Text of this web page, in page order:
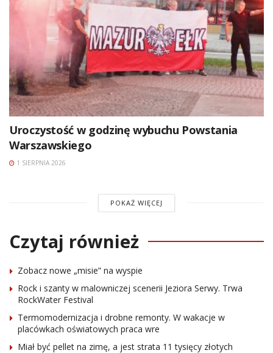
Uroczystość w godzinę wybuchu Powstania
Warszawskiego
1 SIERPNIA 2026
POKAŻ WIĘCEJ
Czytaj również
Zobacz nowe „misie” na wyspie
Rock i szanty w malowniczej scenerii Jeziora Serwy. Trwa
RockWater Festival
Termomodernizacja i drobne remonty. W wakacje w
placówkach oświatowych praca wre
Miał być pellet na zimę, a jest strata 11 tysięcy złotych